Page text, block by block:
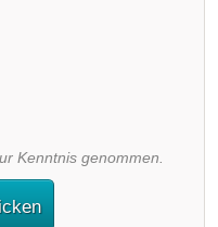
Kenntnis genommen.